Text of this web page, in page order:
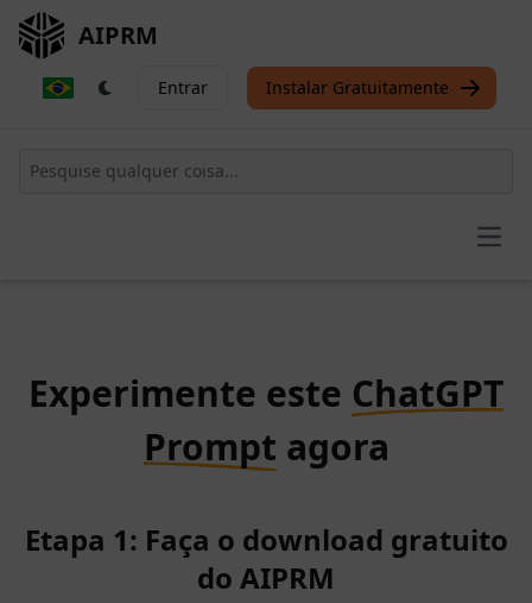
AIPRM
Entrar Instalar Gratuitamente
Experimente este ChatGPT
Prompt agora
Etapa 1: Faça o download gratuito
do AIPRM